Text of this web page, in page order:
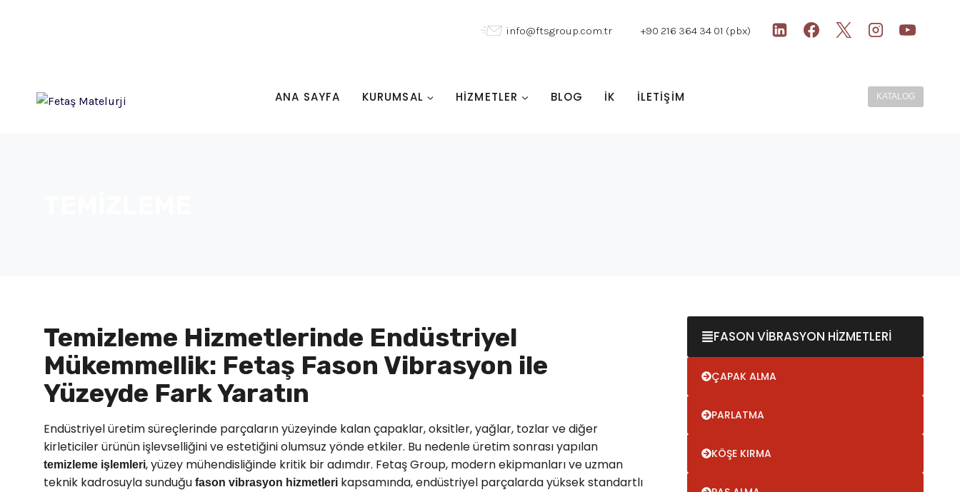
info@ftsgroup.com.tr +90 216 364 34 01 (pbx)
ANA SAYFA KURUMSAL HİZMETLER BLOG İK İLETİŞİM KATALOG
Temizleme Hizmetlerinde Endüstriyel
Mükemmellik: Fetaş Fason Vibrasyon ile
Yüzeyde Fark Yaratın
Endüstriyel üretim süreçlerinde parçaların yüzeyinde kalan çapaklar, oksitler, yağlar, tozlar ve diğer
kirleticiler ürünün işlevselliğini ve estetiğini olumsuz yönde etkiler. Bu nedenle üretim sonrası yapılan
temizleme işlemleri, yüzey mühendisliğinde kritik bir adımdır. Fetaş Group, modern ekipmanları ve uzman
teknik kadrosuyla sunduğu fason vibrasyon hizmetleri kapsamında, endüstriyel parçalarda yüksek standartlı
FASON VİBRASYON HİZMETLERİ
ÇAPAK ALMA
PARLATMA
KÖŞE KIRMA